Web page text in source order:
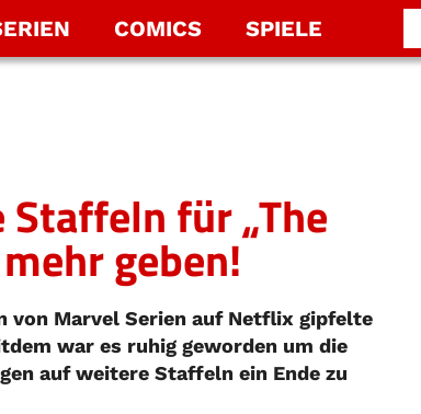
COMICS SPIELE
für „The
geben!
von Marvel Serien auf Netflix gipfelte
war es ruhig geworden um die
auf weitere Staffeln ein Ende zu